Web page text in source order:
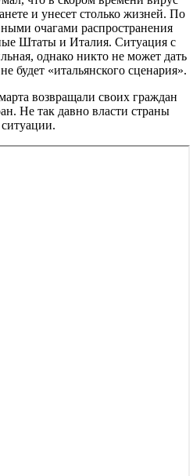
и унесет столько жизней. По
очагами распространения
Штаты и Италия. Ситуация с
однако никто не может дать
будет «итальянского сценария».
возвращали своих граждан
Не так давно власти страны